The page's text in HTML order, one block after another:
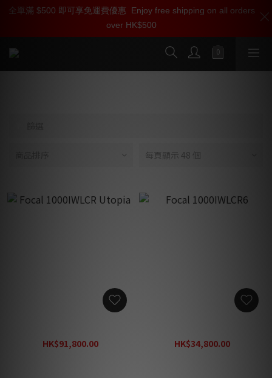
每頁顯示 48 個
HK$91,800.00
HK$34,800.00
加入雅詠尊尚會員，即享【$1000迎新購物金】【點數回贈 1點數
=1HKD】 獨家會員價
全單滿 $500 即可享免運費優惠
Enjoy free shipping on all orders
over HK$500